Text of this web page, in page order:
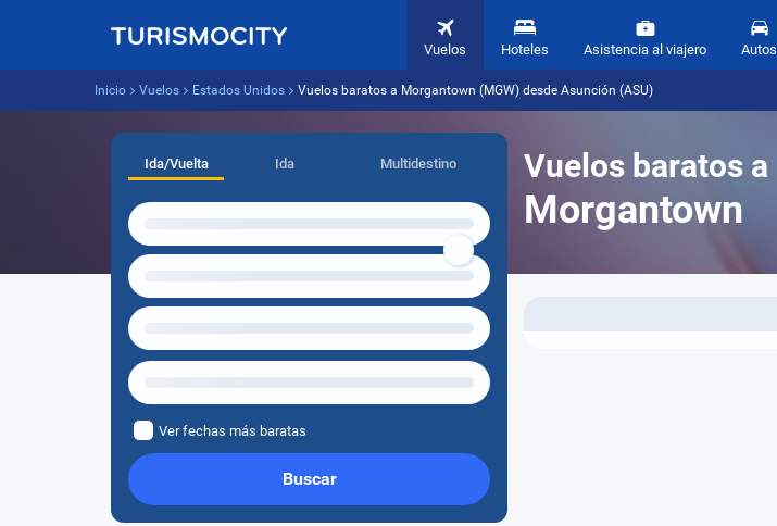
Vuelos Hoteles Asistencia al viajero Autos
Inicio Vuelos Estados Unidos Vuelos baratos a Morgantown (MGW) desde Asunción (ASU)
Vuelos baratos a
Morgantown
Ida/Vuelta Ida Multidestino
Ver fechas más baratas
Buscar